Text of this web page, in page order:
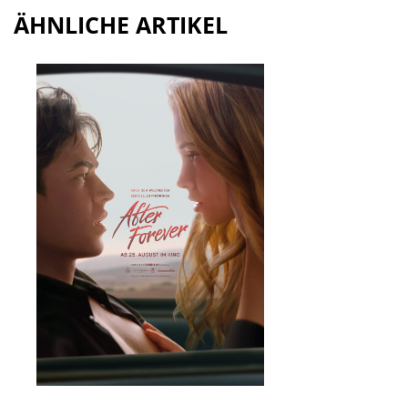
ÄHNLICHE ARTIKEL